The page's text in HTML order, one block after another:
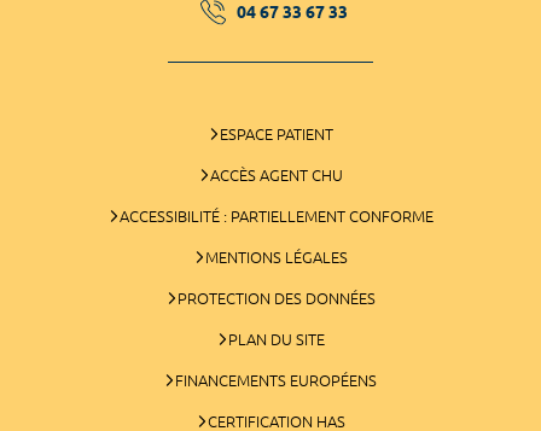
04 67 33 67 33
ESPACE PATIENT
ACCÈS AGENT CHU
ACCESSIBILITÉ : PARTIELLEMENT CONFORME
MENTIONS LÉGALES
PROTECTION DES DONNÉES
PLAN DU SITE
FINANCEMENTS EUROPÉENS
CERTIFICATION HAS